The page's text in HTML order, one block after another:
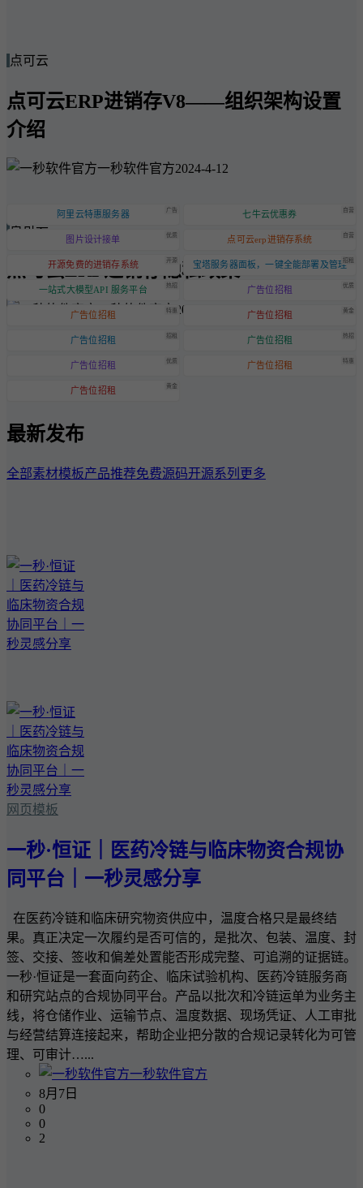
点可云
点可云ERP进销存V8——组织架构设置
介绍
一秒软件官方2024-4-12
点可云
点可云ERP进销存隐私政策
一秒软件官方2024-6-20
阿里云特惠服务器 广告 七牛云优惠券 自营
图片设计接单 优质 点可云erp进销存系统 自营
开源免费的进销存系统 开源 宝塔服务器面板，一键全能部署及管理招租
一站式大模型API 服务平台 热招 广告位招租 优质
广告位招租 特惠 广告位招租 黄金
广告位招租 招租 广告位招租 热招
广告位招租 优质 广告位招租 特惠
广告位招租 黄金
最新发布
全部素材模板产品推荐免费源码开源系列 更多
网页模板
一秒·恒证｜医药冷链与临床物资合规协
同平台｜一秒灵感分享
在医药冷链和临床研究物资供应中，温度合格只是最终结
果。真正决定一次履约是否可信的，是批次、包装、温度、封
签、交接、签收和偏差处置能否形成完整、可追溯的证据链。
一秒·恒证是一套面向药企、临床试验机构、医药冷链服务商
和研究站点的合规协同平台。产品以批次和冷链运单为业务主
线，将仓储作业、运输节点、温度数据、现场凭证、人工审批
与经营结算连接起来，帮助企业把分散的合规记录转化为可管
理、可审计…...
一秒软件官方
8月7日
0
0
2